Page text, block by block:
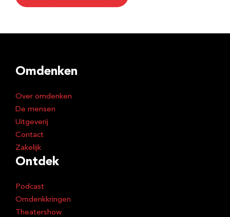
Omdenken
Over omdenken
De mensen
Uitgeverij
Contact
Zakelijk
Ontdek
Podcast
Omdenkkringen
Theatershow